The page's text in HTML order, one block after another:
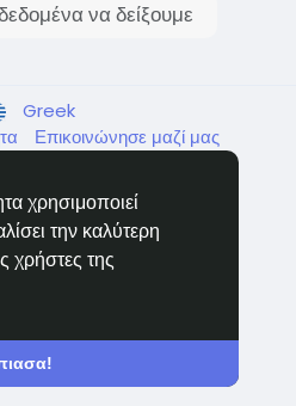
χρησιμοποιεί
την καλύτερη
χρήστες της
να δείξουμε
Greek
Επικοινώνησε μαζί μας